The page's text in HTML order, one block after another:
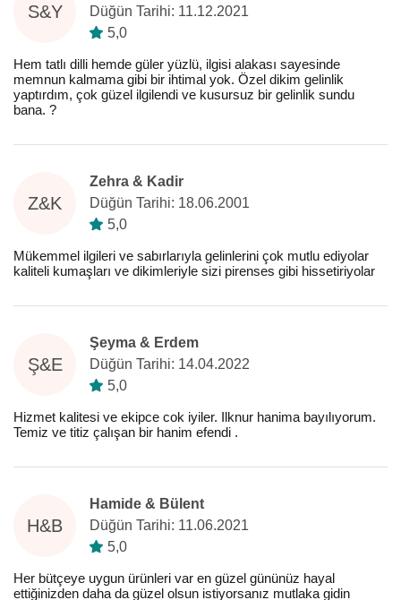
S&Y
Düğün Tarihi: 11.12.2021
5,0
Hem tatlı dilli hemde güler yüzlü, ilgisi alakası sayesinde
memnun kalmama gibi bir ihtimal yok. Özel dikim gelinlik
yaptırdım, çok güzel ilgilendi ve kusursuz bir gelinlik sundu
bana. ?
Z&K
Zehra & Kadir
Düğün Tarihi: 18.06.2001
5,0
Mükemmel ilgileri ve sabırlarıyla gelinlerini çok mutlu ediyolar
kaliteli kumaşları ve dikimleriyle sizi pirenses gibi hissetiriyolar
Ş&E
Şeyma & Erdem
Düğün Tarihi: 14.04.2022
5,0
Hizmet kalitesi ve ekipce cok iyiler. Ilknur hanima bayılıyorum.
Temiz ve titiz çalışan bir hanim efendi .
H&B
Hamide & Bülent
Düğün Tarihi: 11.06.2021
5,0
Her bütçeye uygun ürünleri var en güzel gününüz hayal
ettiğinizden daha da güzel olsun istiyorsanız mutlaka gidin